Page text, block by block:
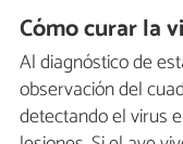
Cómo curar la
Al diagnóstico de
observación del
detectando el virus